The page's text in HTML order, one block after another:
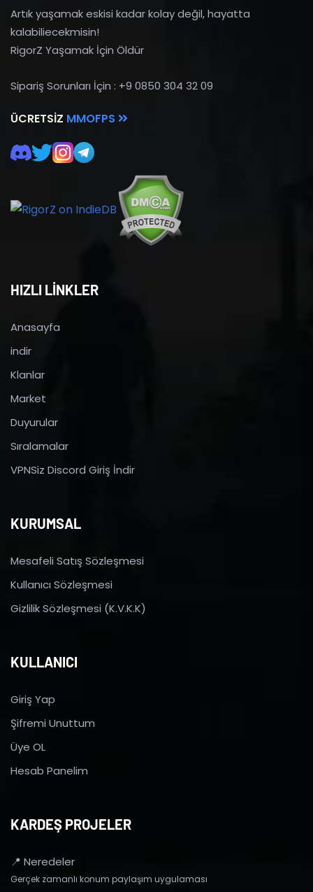
Artık yaşamak eskisi kadar kolay değil, hayatta
kalabiliecekmisin!
RigorZ Yaşamak İçin Öldür
Sipariş Sorunları İçin : +9 0850 304 32 09
ÜCRETSIZ MMOFPS
HIZLI LİNKLER
Anasayfa
indir
Klanlar
Market
Duyurular
Sıralamalar
VPNSiz Discord Giriş İndir
KURUMSAL
Mesafeli Satış Sözleşmesi
Kullanıcı Sözleşmesi
Gizlilik Sözleşmesi (K.V.K.K)
KULLANICI
Giriş Yap
Şifremi Unuttum
Üye OL
Hesab Panelim
KARDEŞ PROJELER
📍 Neredeler
Gerçek zamanlı konum paylaşım uygulaması